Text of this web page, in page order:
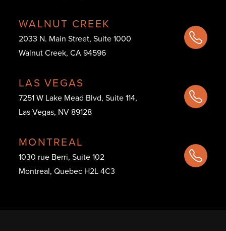
WALNUT CREEK
2033 N. Main Street, Suite 1000
Walnut Creek, CA 94596
LAS VEGAS
7251 W Lake Mead Blvd, Suite 114,
Las Vegas, NV 89128
MONTREAL
1030 rue Berri, Suite 102
Montreal, Quebec H2L 4C3